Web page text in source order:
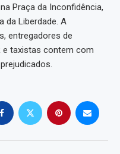
Praça da Inconfidência,
da Liberdade. A
entregadores de
e taxistas contem com